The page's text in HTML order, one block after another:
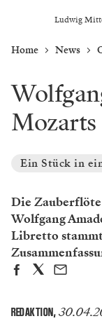
Ludwig
Home News
Ein Stück in
Die
Wolfgang
Libretto
REDAKTION,